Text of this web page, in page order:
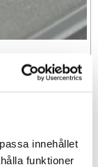
innehållet
funktioner